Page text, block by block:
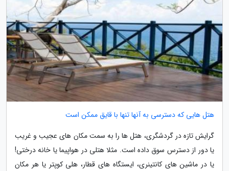
هتل هایی که دسترسی به آنها تنها با قایق ممکن است
گرایش تازه در گردشگری، هتل ها را به سمت مکان های عجیب و غریب
یا دور از دسترس سوق داده است. مثلا هتلی در هواپیما یا خانه درختی!
یا در ماشین های کانتینری، ایستگاه های قطار، هلی کوپتر یا هر مکان